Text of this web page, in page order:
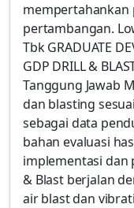
mempertahankan
pertambangan.
Tbk GRADUATE
GDP DRILL &
Tanggung Jawab
dan blasting
sebagai data
bahan evaluasi
implementasi dan
& Blast berjalan
air blast dan